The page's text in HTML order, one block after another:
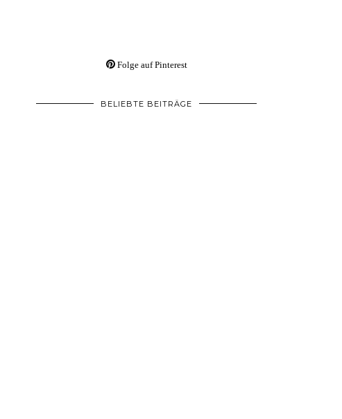
Folge auf Pinterest
BELIEBTE BEITRÄGE